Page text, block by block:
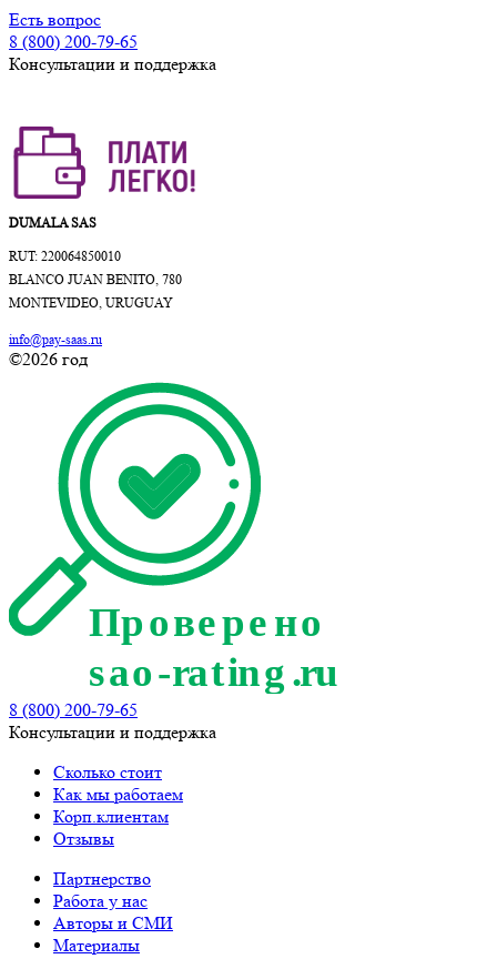
Есть вопрос
8 (800) 200-79-65
Консультации и поддержка
DUMALA SAS
RUT: 220064850010
BLANCO JUAN BENITO, 780
MONTEVIDEO, URUGUAY
info@pay-saas.ru
©2026 год
8 (800) 200-79-65
Консультации и поддержка
Сколько стоит
Как мы работаем
Корп.клиентам
Отзывы
Партнерство
Работа у нас
Авторы и СМИ
Материалы